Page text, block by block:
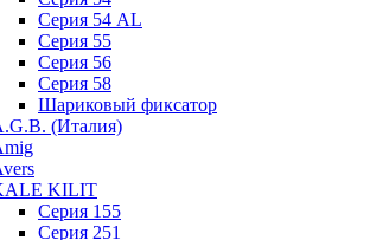
Серия 54 AL
Серия 55
Серия 56
Серия 58
Шариковый фиксатор
(Италия)
KILIT
Серия 155
Серия 251